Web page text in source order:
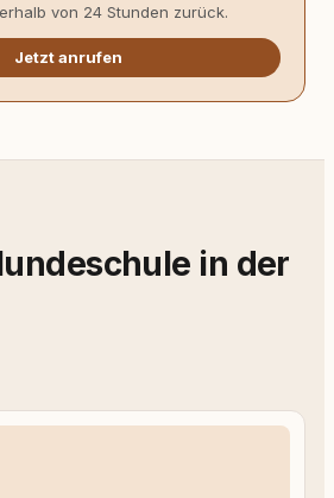
von 24 Stunden zurück.
Jetzt anrufen
in der